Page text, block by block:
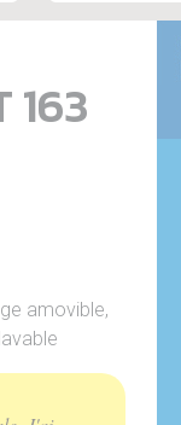
163
amovible,